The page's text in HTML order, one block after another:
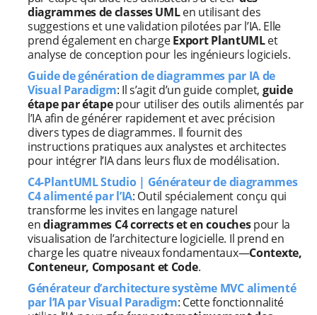
diagrammes de classes UML en utilisant des
suggestions et une validation pilotées par l’IA. Elle
prend également en charge Export PlantUMLet
analyse de conception pour les ingénieurs logiciels.
Guide de génération de diagrammes par IA de
Visual Paradigm: Il s’agit d’un guide complet, guide
étape par étape pour utiliser des outils alimentés par
l’IA afin de générer rapidement et avec précision
divers types de diagrammes. Il fournit des
instructions pratiques aux analystes et architectes
pour intégrer l’IA dans leurs flux de modélisation.
C4-PlantUML Studio | Générateur de diagrammes
C4 alimenté par l’IA: Outil spécialement conçu qui
transforme les invites en langage naturel
endiagrammes C4 corrects et en couches pour la
visualisation de l’architecture logicielle. Il prend en
charge les quatre niveaux fondamentaux—Contexte,
Conteneur, Composant et Code.
Générateur d’architecture système MVC alimenté
par l’IA par Visual Paradigm: Cette fonctionnalité